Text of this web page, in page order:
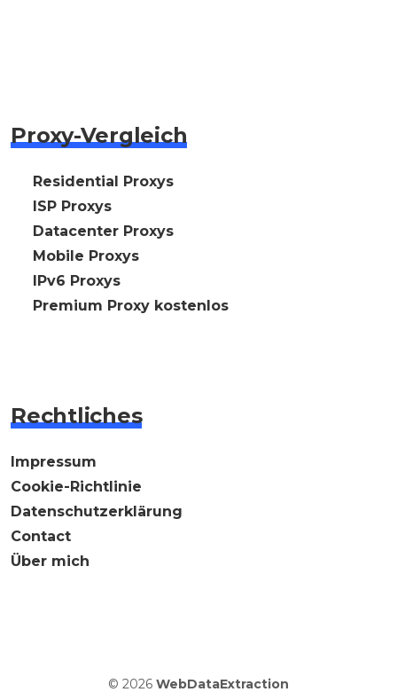
Proxy-Vergleich
🇩🇪 Residential Proxys
🇩🇪 ISP Proxys
🇩🇪 Datacenter Proxys
🇩🇪 Mobile Proxys
🇩🇪 IPv6 Proxys
⭐ Premium Proxy kostenlos
Rechtliches
Impressum
Cookie-Richtlinie
Datenschutzerklärung
Contact
Über mich
© 2026 WebDataExtraction